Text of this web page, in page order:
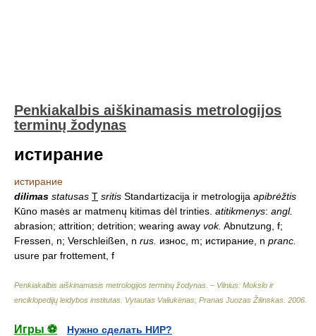
Penkiakalbis aiškinamasis metrologijos
terminų žodynas
истирание
истирание
dilimas statusas T sritis Standartizacija ir metrologija apibrėžtis
Kūno masės ar matmenų kitimas dėl trinties. atitikmenys: angl.
abrasion; attrition; detrition; wearing away vok. Abnutzung, f;
Fressen, n; Verschleißen, n rus. износ, m; истирание, n pranc.
usure par frottement, f
Penkiakalbis aiškinamasis metrologijos terminų žodynas. – Vilnius: Mokslo ir
enciklopedijų leidybos institutas Vytautas Valiukėnas, Pranas Juozas Žilinskas 2006
Игры ⚽
Нужно сделать НИР?